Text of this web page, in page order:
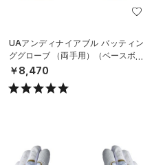
UAアンディナイアブル バッティン
ググローブ （両手用）（ベースボー
ル/MEN）
￥8,470